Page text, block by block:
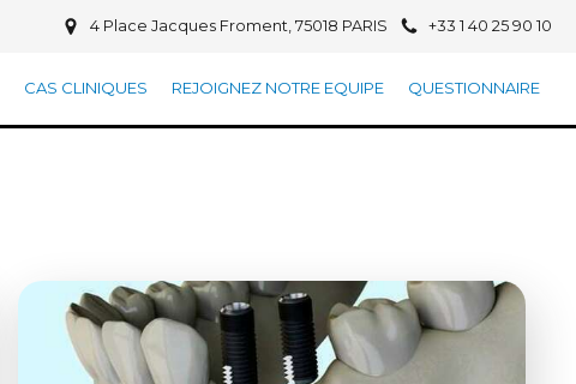
+33 1 40 25 90 10
4 Place Jacques Froment, 75018 PARIS
CAS CLINIQUES REJOIGNEZ NOTRE EQUIPE QUESTIONNAIRE